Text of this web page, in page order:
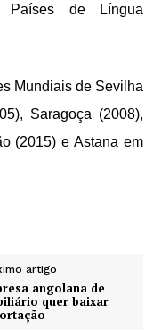
Países de Língua
Mundiais de Sevilha
Saragoça (2008),
(2015) e Astana em
artigo
angolana de
quer baixar